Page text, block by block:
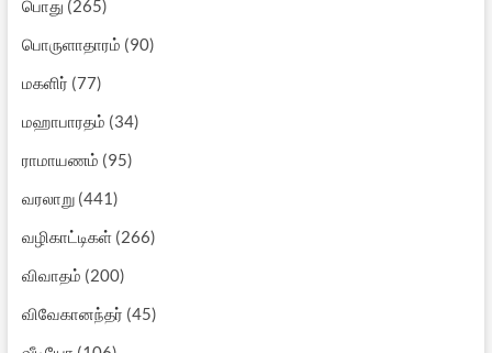
பொது (265)
பொருளாதாரம் (90)
மகளிர் (77)
மஹாபாரதம் (34)
ராமாயணம் (95)
வரலாறு(441)
வழிகாட்டிகள்(266)
விவாதம் (200)
விவேகானந்தர் (45)